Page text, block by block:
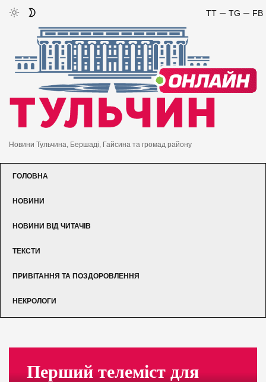
FB
TG
TT
Новини Тульчина, Бершаді, Гайсина та громад району
ГОЛОВНА
НОВИНИ
НОВИНИ ВІД ЧИТАЧІВ
ТЕКСТИ
ПРИВІТАННЯ ТА ПОЗДОРОВЛЕННЯ
НЕКРОЛОГИ
Перший телеміст для